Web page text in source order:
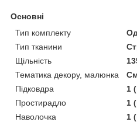
Основні
Тип комплекту
Тип тканини
Щільність
Тематика декору, малюнка
Підковдра
1
Простирадло
1
Наволочка
1